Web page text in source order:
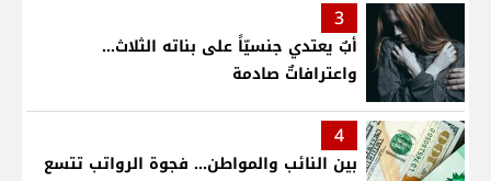
3
أبٌ يعتدي جنسيّاً على بناته الثلاث…
واعترافاتٌ صادمة
4
بين النائب والمواطن... فجوة الرواتب تتسع